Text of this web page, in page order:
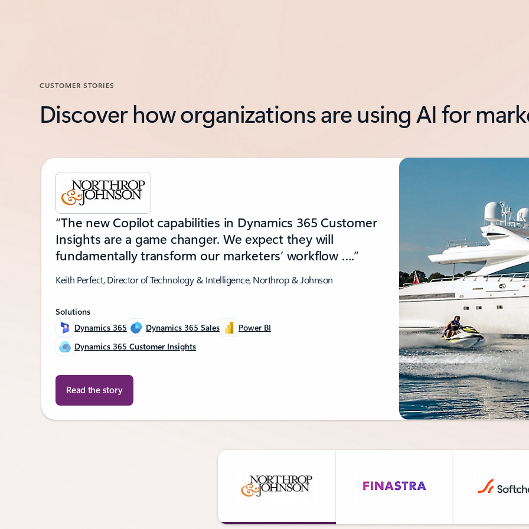
CUSTOMER STORIES
Discover how organizations are using AI for
Showing slide 1 of 3
“The new Copilot capabilities in Dynamics 365 Customer
Insights are a game changer. We expect they will
fundamentally transform our marketers’ workflow ….”
Keith Perfect, Director of Technology & Intelligence, Northrop & Johnson
Solutions
Dynamics 365
Dynamics 365 Sales
Power BI
Dynamics 365 Customer Insights
Read the story